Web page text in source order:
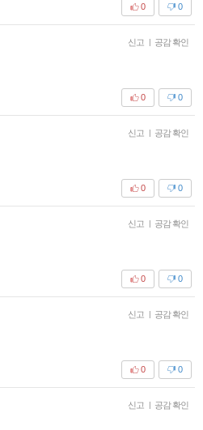
0
0
신고 | 공감 확인
0
0
신고 | 공감 확인
0
0
신고 | 공감 확인
0
0
신고 | 공감 확인
0
0
신고 | 공감 확인